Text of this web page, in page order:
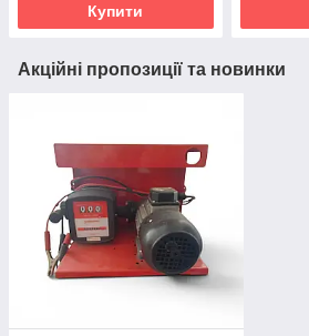
Купити
Акційні пропозиції та новинки